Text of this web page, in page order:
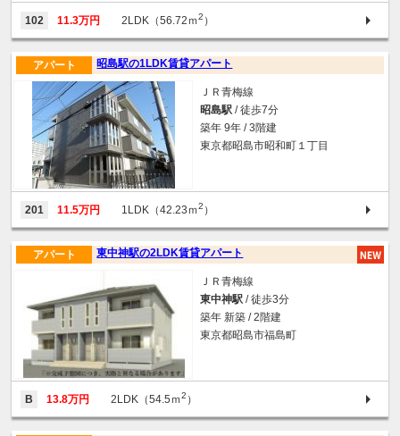
102 11.3万円 2LDK（56.72ｍ2 ）
昭島駅の1LDK賃貸アパート
アパート
ＪＲ青梅線
昭島駅 / 徒歩7分
築年 9年 / 3階建
東京都昭島市昭和町１丁目
201 11.5万円 1LDK（42.23ｍ2 ）
東中神駅の2LDK賃貸アパート
アパート
ＪＲ青梅線
東中神駅 / 徒歩3分
築年 新築 / 2階建
東京都昭島市福島町
B 13.8万円 2LDK（54.5ｍ2 ）